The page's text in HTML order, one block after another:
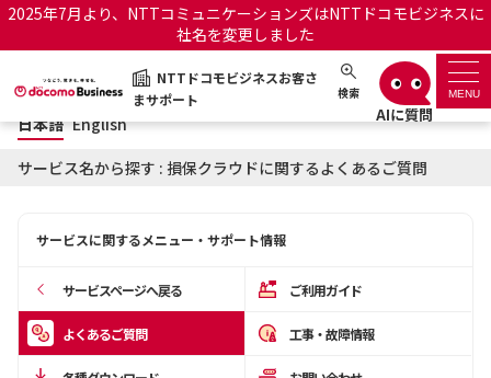
2025年7月より、NTTコミュニケーションズはNTTドコモビジネスに
社名を変更しました
NTTドコモビジネスお客さ
まサポート
検索 MENU
NTTドコモビジネスお客さまサポート 日本語 English
サポートトップ
お知らせ サポートサイトの使い方
日本語 English
サービス名から探す : 損保クラウドに関するよくあるご質問
サービスに関するメニュー・サポート情報
サービスページへ戻る ご利用ガイド
よくあるご質問 工事・故障情報